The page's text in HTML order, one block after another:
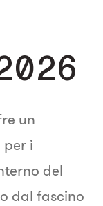
un
per i
del
dal fascino